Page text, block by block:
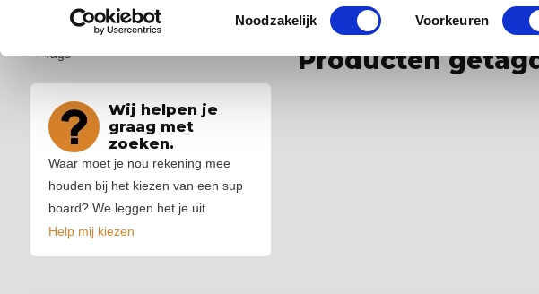
Toestemmingsselectie
Noodzakelijk Voorkeuren
Tags
Wij helpen je
graag met
zoeken.
Waar moet je nou rekening mee
houden bij het kiezen van een sup
board? We leggen het je uit.
Help mij kiezen
Producten